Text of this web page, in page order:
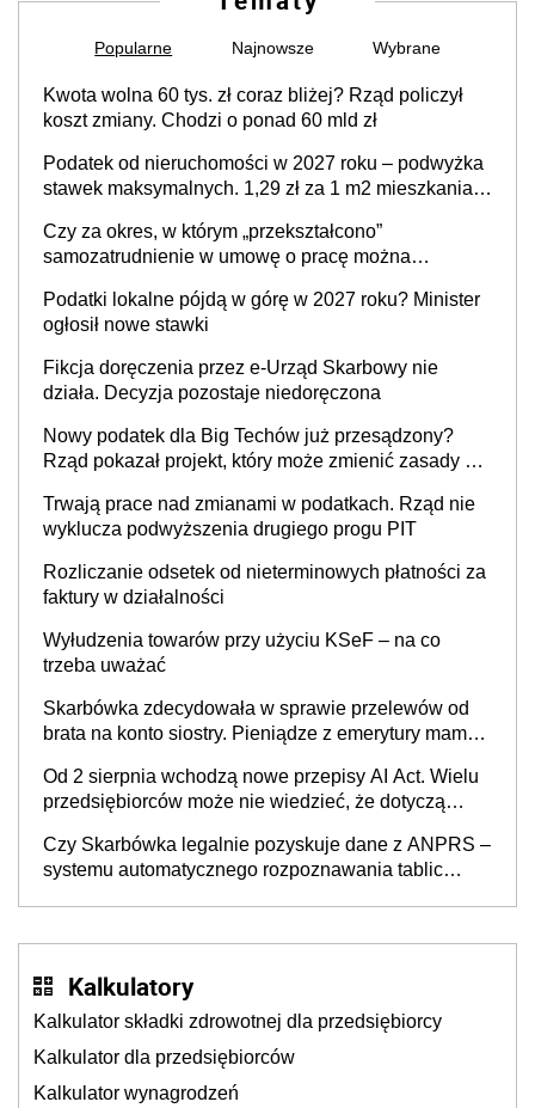
Popularne Najnowsze Wybrane
Kwota wolna 60 tys. zł coraz bliżej? Rząd policzył
koszt zmiany. Chodzi o ponad 60 mld zł
Podatek od nieruchomości w 2027 roku – podwyżka
stawek maksymalnych. 1,29 zł za 1 m2 mieszkania,
prowadzeniem działalności gospodarczej
Czy za okres, w którym „przekształcono”
samozatrudnienie w umowę o pracę można
cywilnoprawnej jedynym racjonalnym wyjściem
Podatki lokalne pójdą w górę w 2027 roku? Minister
ogłosił nowe stawki
Fikcja doręczenia przez e-Urząd Skarbowy nie
działa. Decyzja pozostaje niedoręczona
Nowy podatek dla Big Techów już przesądzony?
Rząd pokazał projekt, który może zmienić zasady gry
Trwają prace nad zmianami w podatkach. Rząd nie
wyklucza podwyższenia drugiego progu PIT
Rozliczanie odsetek od nieterminowych płatności za
faktury w działalności
Wyłudzenia towarów przy użyciu KSeF – na co
trzeba uważać
Skarbówka zdecydowała w sprawie przelewów od
brata na konto siostry. Pieniądze z emerytury mamy
będzie
Od 2 sierpnia wchodzą nowe przepisy AI Act. Wielu
przedsiębiorców może nie wiedzieć, że dotyczą
Czy Skarbówka legalnie pozyskuje dane z ANPRS –
systemu automatycznego rozpoznawania tablic
Kalkulatory
Kalkulator składki zdrowotnej dla przedsiębiorcy
Kalkulator dla przedsiębiorców
Kalkulator wynagrodzeń